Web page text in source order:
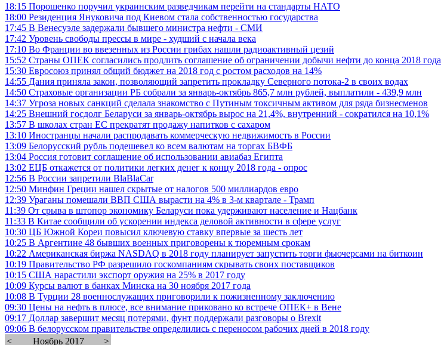
18:15 Порошенко поручил украинским разведчикам перейти на стандарты НАТО
18:00 Резиденция Януковича под Киевом стала собственностью государства
17:45 В Венесуэле задержали бывшего министра нефти - СМИ
17:42 Уровень свободы прессы в мире - худший с начала века
17:10 Во Франции во ввезенных из России грибах нашли радиоактивный цезий
15:52 Страны ОПЕК согласились продлить соглашение об ограничении добычи нефти до конца 2018 года
15:30 Евросоюз принял общий бюджет на 2018 год с ростом расходов на 14%
14:55 Дания приняла закон, позволяющий запретить прокладку Северного потока-2 в своих водах
14:50 Страховые организации РБ собрали за январь-октябрь 865,7 млн рублей, выплатили - 439,9 млн
14:37 Угроза новых санкций сделала знакомство с Путиным токсичным активом для ряда бизнесменов
14:25 Внешний госдолг Беларуси за январь-октябрь вырос на 21,4%, внутренний - сократился на 10,1%
13:57 В школах стран ЕС прекратят продажу напитков с сахаром
13:10 Иностранцы начали распродавать коммерческую недвижимость в России
13:09 Белорусский рубль подешевел ко всем валютам на торгах БВФБ
13:04 Россия готовит соглашение об использовании авиабаз Египта
13:02 ЕЦБ откажется от политики легких денег к концу 2018 года - опрос
12:56 В России запретили BlaBlaCar
12:50 Минфин Греции нашел скрытые от налогов 500 миллиардов евро
12:39 Ураганы помешали ВВП США вырасти на 4% в 3-м квартале - Трамп
11:39 От срыва в штопор экономику Беларуси пока удерживают население и Нацбанк
11:33 В Китае сообщили об ускорении индекса деловой активности в сфере услуг
10:30 ЦБ Южной Кореи повысил ключевую ставку впервые за шесть лет
10:25 В Аргентине 48 бывших военных приговорены к тюремным срокам
10:22 Американская биржа NASDAQ в 2018 году планирует запустить торги фьючерсами на биткоин
10:19 Правительство РФ разрешило госкомпаниям скрывать своих поставщиков
10:15 США нарастили экспорт оружия на 25% в 2017 году
10:09 Курсы валют в банках Минска на 30 ноября 2017 года
10:08 В Турции 28 военнослужащих приговорили к пожизненному заключению
09:30 Цены на нефть в плюсе, все внимание приковано ко встрече ОПЕК+ в Вене
09:17 Доллар завершит месяц потерями, фунт поддержали разговоры о Brexit
09:06 В белорусском правительстве определились с переносом рабочих дней в 2018 году
<
Ноябрь 2017 >